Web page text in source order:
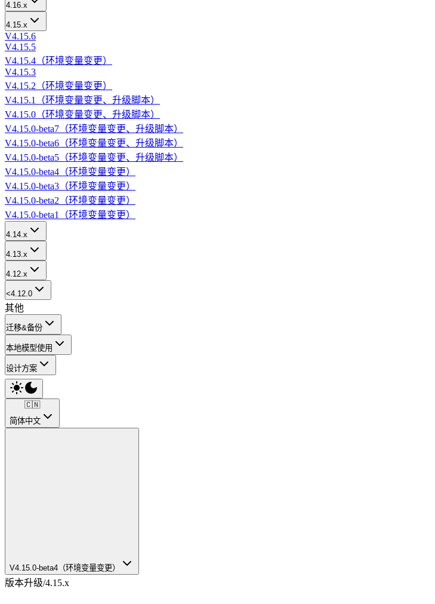
4.16.x
4.15.x
V4.15.6
V4.15.5
V4.15.4（环境变量变更）
V4.15.3
V4.15.2（环境变量变更）
V4.15.1（环境变量变更、升级脚本）
V4.15.0（环境变量变更、升级脚本）
V4.15.0-beta7（环境变量变更、升级脚本）
V4.15.0-beta6（环境变量变更、升级脚本）
V4.15.0-beta5（环境变量变更、升级脚本）
V4.15.0-beta4（环境变量变更）
V4.15.0-beta3（环境变量变更）
V4.15.0-beta2（环境变量变更）
V4.15.0-beta1（环境变量变更）
4.14.x
4.13.x
4.12.x
<4.12.0
其他
迁移&备份
本地模型使用
设计方案
🇨🇳
简体中文
V4.15.0-beta4（环境变量变更）
版本升级/4.15.x